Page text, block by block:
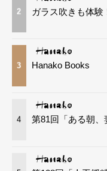
2 ガラス吹きも体験
3 Hanako Books
4 第81回「ある朝